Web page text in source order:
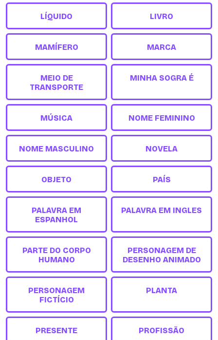
LÍQUIDO LIVRO
MAMÍFERO MARCA
MEIO DE
TRANSPORTE
MINHA SOGRA É
MÚSICA NOME FEMININO
NOME MASCULINO NOVELA
OBJETO PAÍS
PALAVRA EM
ESPANHOL
PALAVRA EM INGLES
PARTE DO CORPO
HUMANO
PERSONAGEM DE
DESENHO ANIMADO
PERSONAGEM
FICTÍCIO
PLANTA
PRESENTE PROFISSÃO